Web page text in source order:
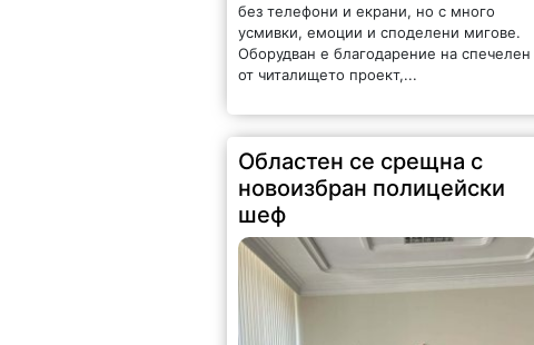
без телефони и екрани, но с много
усмивки, емоции и споделени мигове.
Оборудван е благодарение на спечелен
от читалището проект,...
Областен се срещна с
новоизбран полицейски
шеф